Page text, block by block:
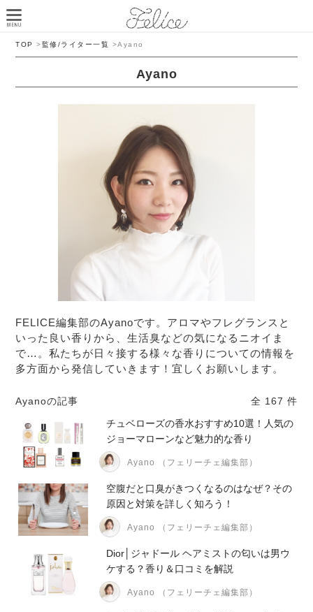
TOP >監修/ライター一覧 >Ayano
Ayano
FELICE編集部のAyanoです。アロマやフレグランスと
いった良い香りから、生活臭などの気になるニオイま
で…。私たちが日々接する様々な香りについての情報を
多方面から発信していきます！宜しくお願いします。
Ayanoの記事
全 167 件
チュベローズの香水おすすめ10選！人気の
ジョーマローンなど魅力的な香り
Ayano （フェリーチェ編集部）
空腹だと口臭がきつくなるのはなぜ？その
原因と対策を詳しく知ろう！
Ayano （フェリーチェ編集部）
Dior│ジャドール ヘアミストの匂いは男ウ
ケする？香り＆口コミを解説
Ayano （フェリーチェ編集部）